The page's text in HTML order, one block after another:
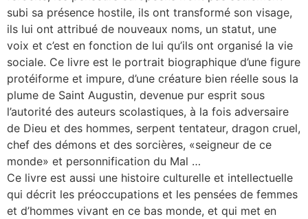
subi sa présence hostile, ils ont transformé son visage,
ils lui ont attribué de nouveaux noms, un statut, une
voix et c’est en fonction de lui qu’ils ont organisé la vie
sociale. Ce livre est le portrait biographique d’une figure
protéiforme et impure, d’une créature bien réelle sous la
plume de Saint Augustin, devenue pur esprit sous
l’autorité des auteurs scolastiques, à la fois adversaire
de Dieu et des hommes, serpent tentateur, dragon cruel,
chef des démons et des sorcières, «seigneur de ce
monde» et personnification du Mal …
Ce livre est aussi une histoire culturelle et intellectuelle
qui décrit les préoccupations et les pensées de femmes
et d’hommes vivant en ce bas monde, et qui met en